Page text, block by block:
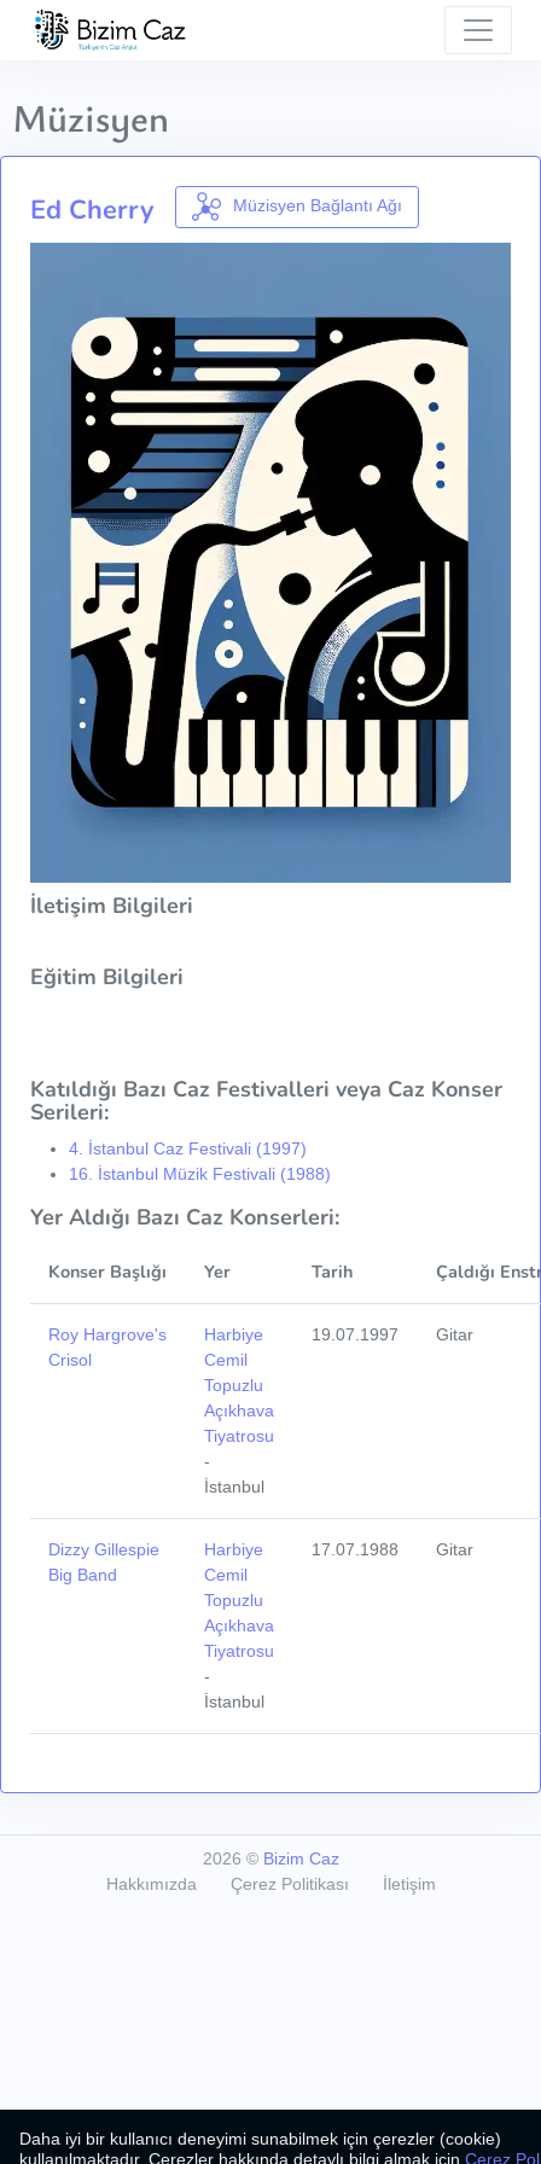
Müzisyen
Ed Cherry Müzisyen Bağlantı Ağı
İletişim Bilgileri
Eğitim Bilgileri
Katıldığı Bazı Caz Festivalleri veya Caz Konser
Serileri:
4. İstanbul Caz Festivali (1997)
16. İstanbul Müzik Festivali (1988)
Yer Aldığı Bazı Caz Konserleri:
Konser Başlığı Yer Tarih Çaldığı
Roy Hargrove's
Crisol
Harbiye
Cemil
Topuzlu
Açıkhava
Tiyatrosu
-
İstanbul
19.07.1997 Gitar
Dizzy Gillespie
Big Band
Harbiye
Cemil
Topuzlu
Açıkhava
Tiyatrosu
-
İstanbul
17.07.1988 Gitar
2026 © Bizim Caz
Hakkımızda
Çerez Politikası İletişim
Daha iyi bir kullanıcı deneyimi sunabilmek için çerezler (cookie)
kullanılmaktadır. Çerezler hakkında detaylı bilgi almak için Çerez